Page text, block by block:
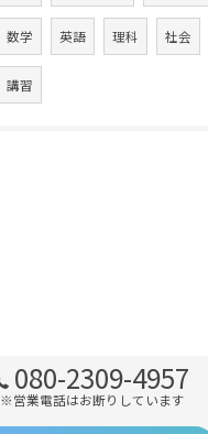
数学 英語 理科 社会
講習
080-2309-4957
※営業電話はお断りしています